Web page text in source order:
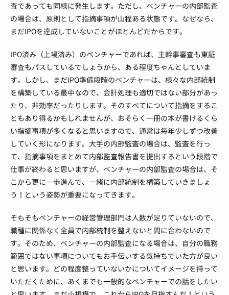
査であっても同様に発生します。 ただし、ベンチャーの内部監査
の場合は、原則として指摘事項が山程ある状態です。 なぜなら、
まだIPOを達成していないことがほとんどだからです。
IPO済み（上場済み）のベンチャーであれば、主幹事審査も東証
審査もパスしているでしょうから、ある程度ちゃんとしていま
す。
しかし、まだIPO準備段階のベンチャーは、様々な内部統制
を構築している最中なので、会計処理も適切ではない部分があっ
たり、非効率だったりします。 そのすべてについて指摘をするこ
ともあり得るかもしれませんが、おそらく一冊の本が書けるくら
い指摘事項が多くなると思いますので、通常は毎年少しずつ改善
していく形になります。 大手の内部監査の場合は、監査を行っ
て、指摘事項をまとめて内部監査報告書を提出するという段階で
仕事が終わると思いますが、ベンチャーの内部監査の場合は、そ
こから更に一歩進んで、一緒に内部統制を構築していきましょ
う！という姿勢が重要になってきます。
そもそもベンチャーの経営管理部門は人数が足りていないので、
職種に関係なく全員で内部統制を整えないと間に合わないので
す。 そのため、ベンチャーの内部監査になる場合は、自分の職務
範囲ではない事項についてもお手伝いする気持ちでいた方が良い
と思います。 どの程度整っていないかについてイメージを持って
いただくために、あくまでも一般的なベンチャーでの話をしたい